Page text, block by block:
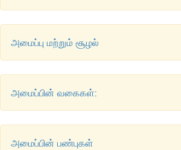
அமைப்பு மற்றும் சூழல்
அமைப்பின் வகைகள்:
அமைப்பின் பண்புகள்